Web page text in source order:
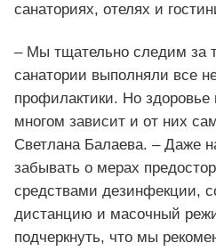
санаториях, отелях и
– Мы тщательно следим за
санатории выполняли все
профилактики. Но здоровье
многом зависит и от них
Светлана Балаева. – Даже
забывать о мерах
средствами дезинфекции,
дистанцию и масочный
подчеркнуть, что мы